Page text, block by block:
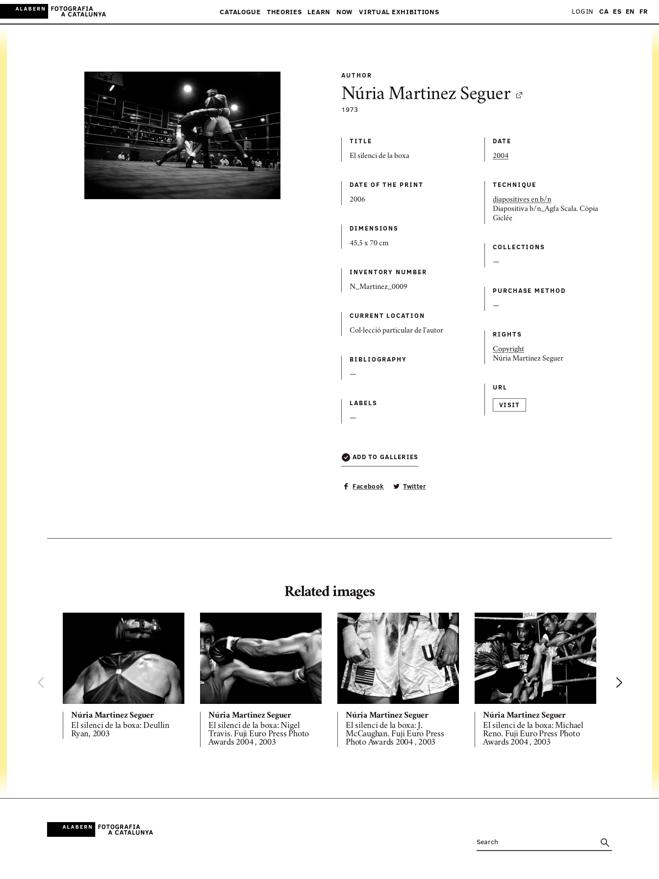
CATALOGUE THEORIES LEARN NOW VIRTUAL EXHIBITIONS LOGIN CA ES EN FR
AUTHOR
Núria Martinez Seguer
1973
TITLE
El silenci de la boxa
DATE
2004
DATE OF THE PRINT
2006
TECHNIQUE
diapositives en b/n
Diapositiva b/n_Agfa Scala. Còpia
Giclée
DIMENSIONS
45,5 x 70 cm COLLECTIONS
—
INVENTORY NUMBER
N_Martinez_0009 PURCHASE METHOD
—
CURRENT LOCATION
Col·lecció particular de l'autor RIGHTS
Copyright
Núria Martinez Seguer
BIBLIOGRAPHY
—
URL
VISIT
LABELS
—
ADD TO GALLERIES
Facebook Twitter
Related images
Núria Martinez Seguer
El silenci de la boxa: Deullin
Ryan, 2003
Núria Martinez Seguer
El silenci de la boxa: Nigel
Travis. Fuji Euro Press Photo
Awards 2004 , 2003
Núria Martinez Seguer
El silenci de la boxa: J.
McCaughan. Fuji Euro Press
Photo Awards 2004 , 2003
Núria Martinez Seguer
El silenci de la boxa: Michael
Reno. Fuji Euro Press Photo
Awards 2004 , 2003